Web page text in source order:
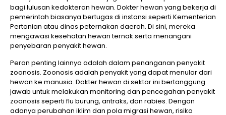
bagi lulusan kedokteran hewan. Dokter hewan yang bekerja di
pemerintah biasanya bertugas di instansi seperti Kementerian
Pertanian atau dinas peternakan daerah. Di sini, mereka
mengawasi kesehatan hewan ternak serta menangani
penyebaran penyakit hewan.
Peran penting lainnya adalah dalam penanganan penyakit
zoonosis. Zoonosis adalah penyakit yang dapat menular dari
hewan ke manusia. Dokter hewan di sektor ini bertanggung
jawab untuk melakukan monitoring dan pencegahan penyakit
zoonosis seperti flu burung, antraks, dan rabies. Dengan
adanya perubahan iklim dan pola migrasi hewan, risiko